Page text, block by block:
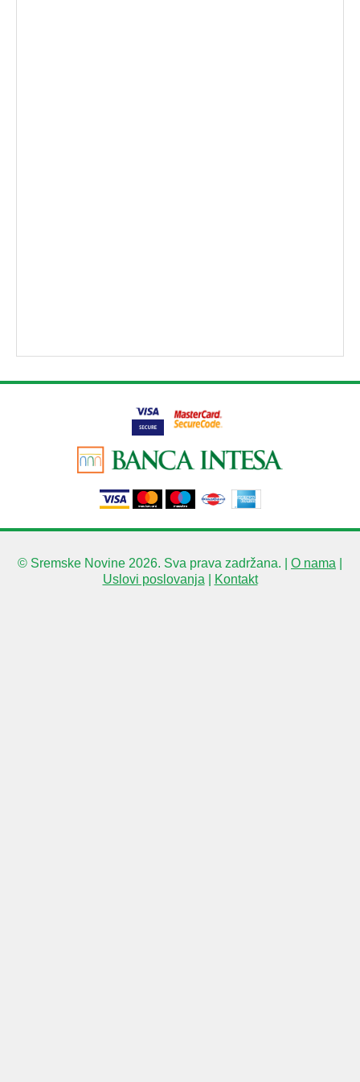
© Sremske Novine 2026. Sva prava zadržana. | O nama
Uslovi poslovanja| Kontakt